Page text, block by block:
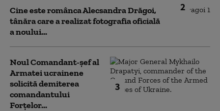
2
Cine este românca Alecsandra Drăgoi,
tânăra care a realizat fotografia oficială
a noului...
3
Noul Comandant-șef al
Armatei ucrainene
solicită demiterea
comandantului
Forțelor...